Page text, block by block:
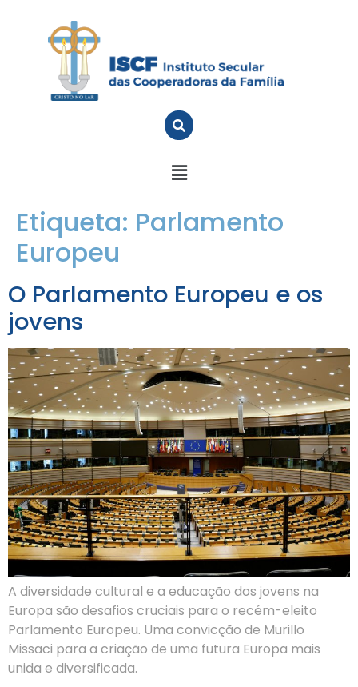
Etiqueta: Parlamento
Europeu
O Parlamento Europeu e os
jovens
A diversidade cultural e a educação dos jovens na
Europa são desafios cruciais para o recém-eleito
Parlamento Europeu. Uma convicção de Murillo
Missaci para a criação de uma futura Europa mais
unida e diversificada.